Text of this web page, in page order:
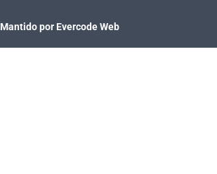
Mantido por Evercode Web